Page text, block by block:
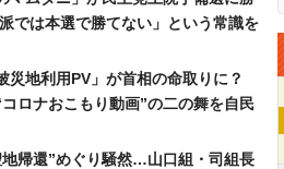
では本選で勝てない」という常識を
災地利用PV」が首相の命取りに？
ロナおこもり動画”の二の舞を自民
帰還”めぐり騒然…山口組・司組長